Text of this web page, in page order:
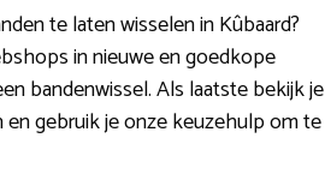
te laten wisselen in Kûbaard?
in nieuwe en goedkope
bandenwissel. Als laatste bekijk je
gebruik je onze keuzehulp om te